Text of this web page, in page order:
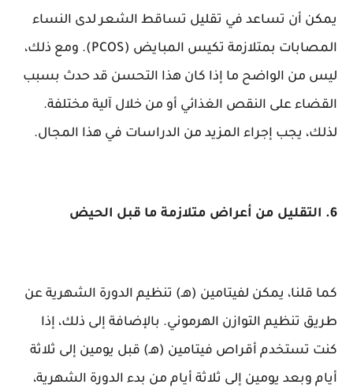
يمكن أن تساعد في تقليل تساقط الشعر لدى النساء
المصابات بمتلازمة تكيس المبايض (PCOS). ومع ذلك،
ليس من الواضح ما إذا كان هذا التحسن قد حدث بسبب
القضاء على النقص الغذائي أو من خلال آلية مختلفة.
لذلك، يجب إجراء المزيد من الدراسات في هذا المجال.
6. التقليل من أعراض متلازمة ما قبل الحيض
كما قلنا، يمكن لفيتامين (هـ) تنظيم الدورة الشهرية عن
طريق تنظيم التوازن الهرموني. بالإضافة إلى ذلك، إذا
كنت تستخدم أقراص فيتامين (هـ) قبل يومين إلى ثلاثة
أيام وبعد يومين إلى ثلاثة أيام من بدء الدورة الشهرية،